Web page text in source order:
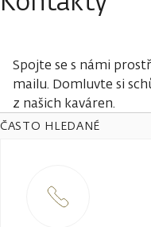
Spojte se s námi
mailu. Domluvte si
z našich kaváren.
ČASTO HLEDANÉ